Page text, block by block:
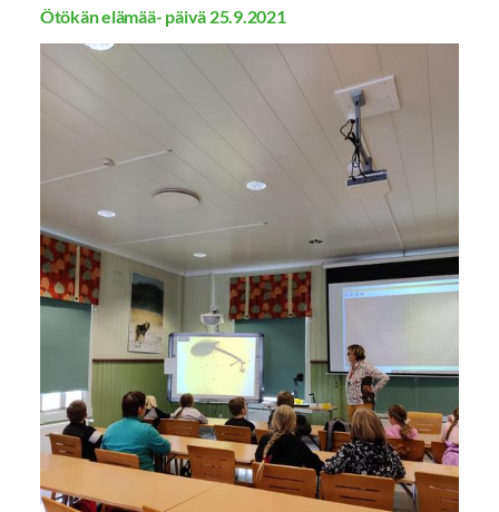
Ötökän elämää- päivä 25.9.2021